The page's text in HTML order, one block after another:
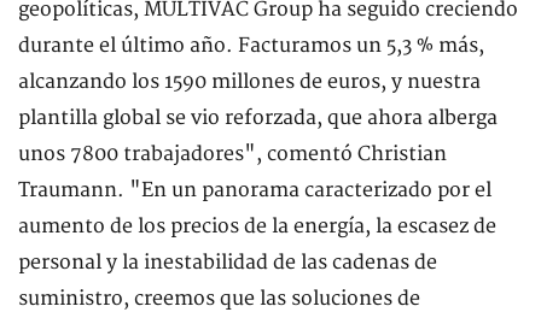
geopolíticas, MULTIVAC Group ha seguido creciendo
durante el último año. Facturamos un 5,3 % más,
alcanzando los 1590 millones de euros, y nuestra
plantilla global se vio reforzada, que ahora alberga
unos 7800 trabajadores", comentó Christian
Traumann. "En un panorama caracterizado por el
aumento de los precios de la energía, la escasez de
personal y la inestabilidad de las cadenas de
suministro, creemos que las soluciones de